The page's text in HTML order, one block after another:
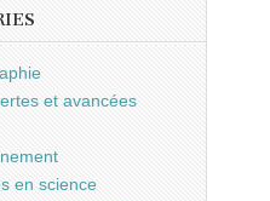
et avancées
en science